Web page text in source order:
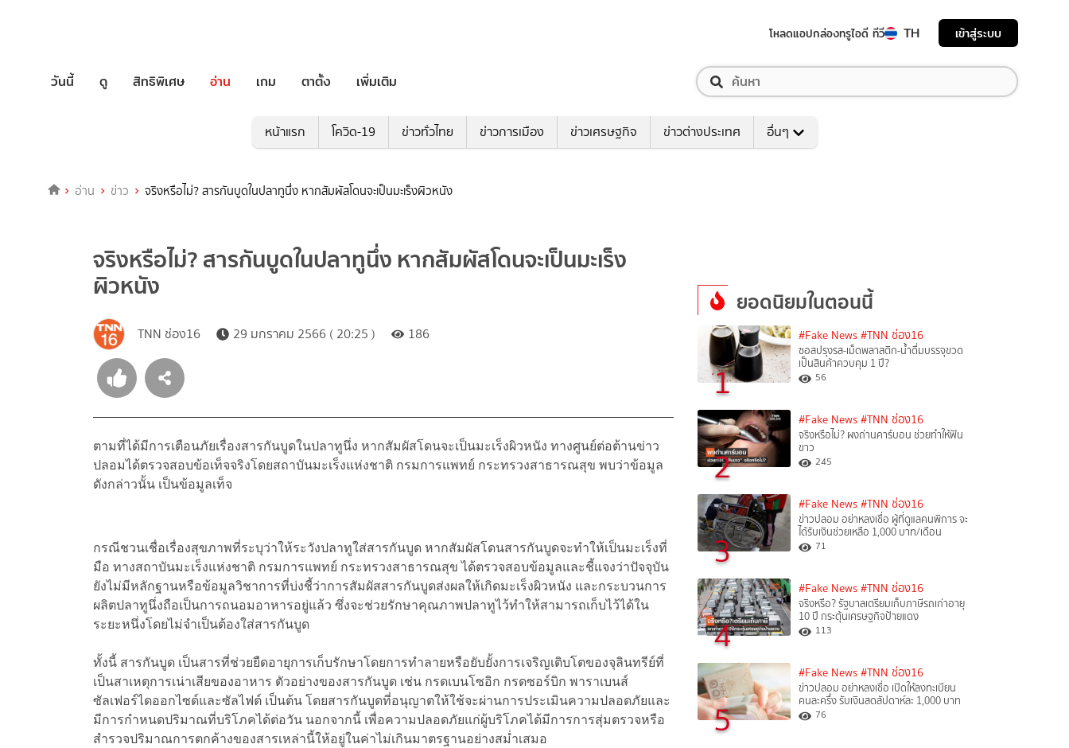
โหลดแอปกล่องทรูไอดี ทีวี TH เข้าสู่ระบบ
วันนี้ ดู สิทธิพิเศษ อ่าน เกม ตาตั้ง เพิ่มเติม
หน้าแรก โควิด-19 ข่าวทั่วไทย ข่าวการเมือง ข่าวเศรษฐกิจ ข่าวต่างประเทศ อื่นๆ
อ่าน ข่าว จริงหรือไม่? สารกันบูดในปลาทูนึ่ง หากสัมผัสโดนจะเป็นมะเร็งผิวหนัง
จริงหรือไม่? สารกันบูดในปลาทูนึ่ง หากสัมผัสโดนจะเป็นมะเร็ง
ผิวหนัง
TNN ช่อง16 29 มกราคม 2566 ( 20:25 ) 186
ตามที่ได้มีการเตือนภัยเรื่องสารกันบูดในปลาทูนึ่ง หากสัมผัสโดนจะเป็นมะเร็งผิวหนัง ทางศูนย์ต่อต้านข่าว
ปลอมได้ตรวจสอบข้อเท็จจริงโดยสถาบันมะเร็งแห่งชาติ กรมการแพทย์ กระทรวงสาธารณสุข พบว่าข้อมูล
ดังกล่าวนั้น เป็นข้อมูลเท็จ
กรณีชวนเชื่อเรื่องสุขภาพที่ระบุว่าให้ระวังปลาทูใส่สารกันบูด หากสัมผัสโดนสารกันบูดจะทำให้เป็นมะเร็งที่
มือ ทางสถาบันมะเร็งแห่งชาติ กรมการแพทย์ กระทรวงสาธารณสุข ได้ตรวจสอบข้อมูลและชี้แจงว่าปัจจุบัน
ยังไม่มีหลักฐานหรือข้อมูลวิชาการที่บ่งชี้ว่าการสัมผัสสารกันบูดส่งผลให้เกิดมะเร็งผิวหนัง และกระบวนการ
ผลิตปลาทูนึ่งถือเป็นการถนอมอาหารอยู่แล้ว ซึ่งจะช่วยรักษาคุณภาพปลาทูไว้ทำให้สามารถเก็บไว้ได้ใน
ระยะหนึ่งโดยไม่จำเป็นต้องใส่สารกันบูด
ทั้งนี้ สารกันบูด เป็นสารที่ช่วยยืดอายุการเก็บรักษาโดยการทำลายหรือยับยั้งการเจริญเติบโตของจุลินทรีย์ที่
เป็นสาเหตุการเน่าเสียของอาหาร ตัวอย่างของสารกันบูด เช่น กรดเบนโซอิก กรดซอร์บิก พาราเบนส์
ซัลเฟอร์ไดออกไซด์และซัลไฟต์ เป็นต้น โดยสารกันบูดที่อนุญาตให้ใช้จะผ่านการประเมินความปลอดภัยและ
มีการกำหนดปริมาณที่บริโภคได้ต่อวัน นอกจากนี้ เพื่อความปลอดภัยแก่ผู้บริโภคได้มีการการสุ่มตรวจหรือ
สำรวจปริมาณการตกค้างของสารเหล่านี้ให้อยู่ในค่าไม่เกินมาตรฐานอย่างสม่ำเสมอ
ยอดนิยมในตอนนี้
1
#Fake News #TNN ช่อง16
ซอสปรุงรส-เม็ดพลาสติก-น้ำดื่มบรรจุขวด
เป็นสินค้าควบคุม 1 ปี?
56
2
#Fake News #TNN ช่อง16
จริงหรือไม่? ผงถ่านคาร์บอน ช่วยทำให้ฟัน
ขาว
245
3
#Fake News #TNN ช่อง16
ข่าวปลอม อย่าหลงเชื่อ ผู้ที่ดูแลคนพิการ จะ
ได้รับเงินช่วยเหลือ 1,000 บาท/เดือน
71
4
#Fake News #TNN ช่อง16
จริงหรือ? รัฐบาลเตรียมเก็บภาษีรถเก่าอายุ
10 ปี กระตุ้นเศรษฐกิจป้ายแดง
113
5
#Fake News #TNN ช่อง16
ข่าวปลอม อย่าหลงเชื่อ เปิดให้ลงทะเบียน
คนละครึ่ง รับเงินสดสัปดาห์ละ 1,000 บาท
76